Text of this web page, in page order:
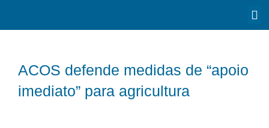
ACOS defende medidas de “apoio
imediato” para agricultura